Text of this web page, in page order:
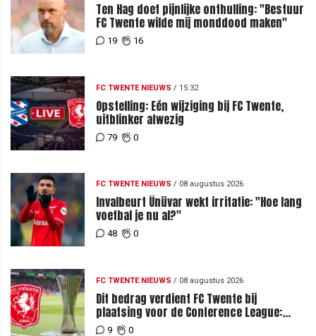
Ten Hag doet pijnlijke onthulling: "Bestuur
FC Twente wilde mij monddood maken"
19 16
FC TWENTE NIEUWS / 15:32
Opstelling: Eén wijziging bij FC Twente,
uitblinker afwezig
79 0
FC TWENTE NIEUWS / 08 augustus 2026
Invalbeurt Ünüvar wekt irritatie: "Hoe lang
voetbal je nu al?"
48 0
FC TWENTE NIEUWS / 08 augustus 2026
Dit bedrag verdient FC Twente bij
plaatsing voor de Conference League:
zoveel loopt het mis bij uitschakeling
9 0